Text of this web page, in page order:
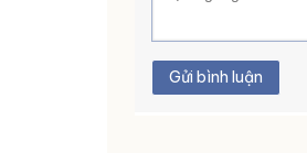
Gửi bình luận